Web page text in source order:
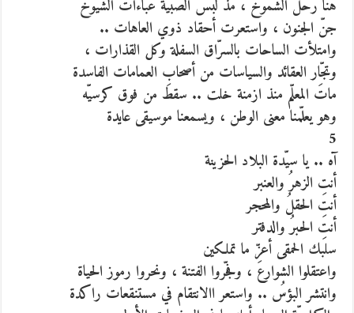
هنا رحلَ الشموخ ، مذ لبس الصبية عباءات الشيوخ
جنّ الجنون ، واستعرت أحقاد ذوي العاهات ..
وامتلأت الساحات بالسرّاق السفلة وكل القذارات ،
وتجّار العقائد والسياسات من أصحاب العمامات الفاسدة
ماتَ المعلّم منذ ازمنة خلت .. سقطَ من فوق كرسيّه
وهو يعلّمنا معنى الوطن ، ويسمعنا موسيقى عايدة
5
آه .. يا سيّدة البلاد الحزينة
أنتِ الزهرُ والعنبر
أنتِ الحقلُ والمحجر
أنتِ الحبرُ والدفتر
سلبك الحمقى أعزّ ما تملكين
واعتقلوا الشوارعَ ، وفجّروا الفتنة ، ونحروا رموز الحياة
وانتشر البؤسُ .. واستعر االانتقام في مستنقعات راكدة